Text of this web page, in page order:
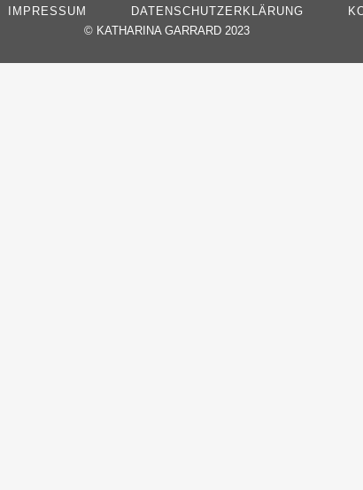
IMPRESSUM DATENSCHUTZERKLÄRUNG
© KATHARINA GARRARD 2023